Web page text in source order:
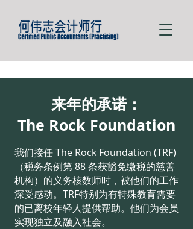
来年的承诺：
The Rock Foundation
我们接任 The Rock Foundation (TRF)
（税务条例第 88 条获豁免缴税的慈善
机构）的义务核数师时，被他们的工作
深受感动。TRF特别为有特殊教育需要
的已离校年轻人提供帮助。他们为会员
实现独立及融入社会。